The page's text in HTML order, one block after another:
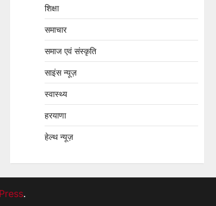
शिक्षा
समाचार
समाज एवं संस्कृति
साइंस न्यूज़
स्वास्थ्य
हरयाणा
हेल्थ न्यूज़
.